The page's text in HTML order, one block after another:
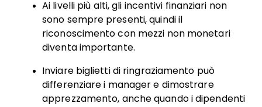
Ai livelli più alti, gli incentivi finanziari non
sono sempre presenti, quindi il
riconoscimento con mezzi non monetari
diventa importante.
Inviare biglietti di ringraziamento può
differenziare i manager e dimostrare
apprezzamento, anche quando i dipendenti